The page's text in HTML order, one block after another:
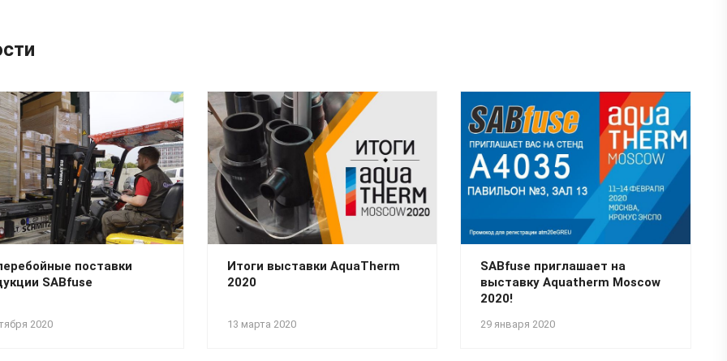
2020
поставки
SABfuse
13 марта 2020
Итоги выставки AquaTherm
2020
29 января 2020
SABfuse приглашает на
выставку Aquatherm Moscow
2020!